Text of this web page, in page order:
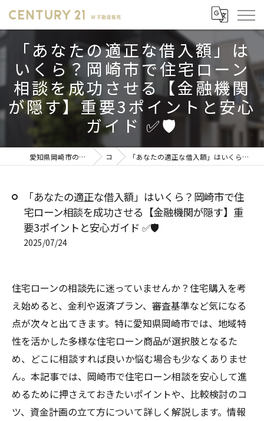
「あなたの適正な借入額」は
いくら？岡崎市で住宅ローン
相談を成功させる【金融機関
が隠す】重要3ポイントと安心
ガイド ✅🛡️
愛知県岡崎市の不動産売却ならセンチュリー21 W不動産販売 コラム 「あなたの適正な借入額」はいくら？岡崎市で住宅ローン相談を成功させる【金融機関が隠す】重要3ポイントと安心ガイド ✅🛡️
「あなたの適正な借入額」はいくら？岡崎市で住
宅ローン相談を成功させる【金融機関が隠す】重
要3ポイントと安心ガイド ✅🛡️
2025/07/24
住宅ローンの相談先に迷っていませんか？住宅購入を考
え始めると、金利や返済プラン、審査基準など気になる
点が次々と出てきます。特に愛知県岡崎市では、地域特
性を活かした多様な住宅ローン商品が選択肢となるた
め、どこに相談すれば良いか悩む場合も少なくありませ
ん。本記事では、岡崎市で住宅ローン相談を安心して進
めるために押さえておきたいポイントや、比較検討のコ
ツ、資金計画の立て方について詳しく解説します。情報